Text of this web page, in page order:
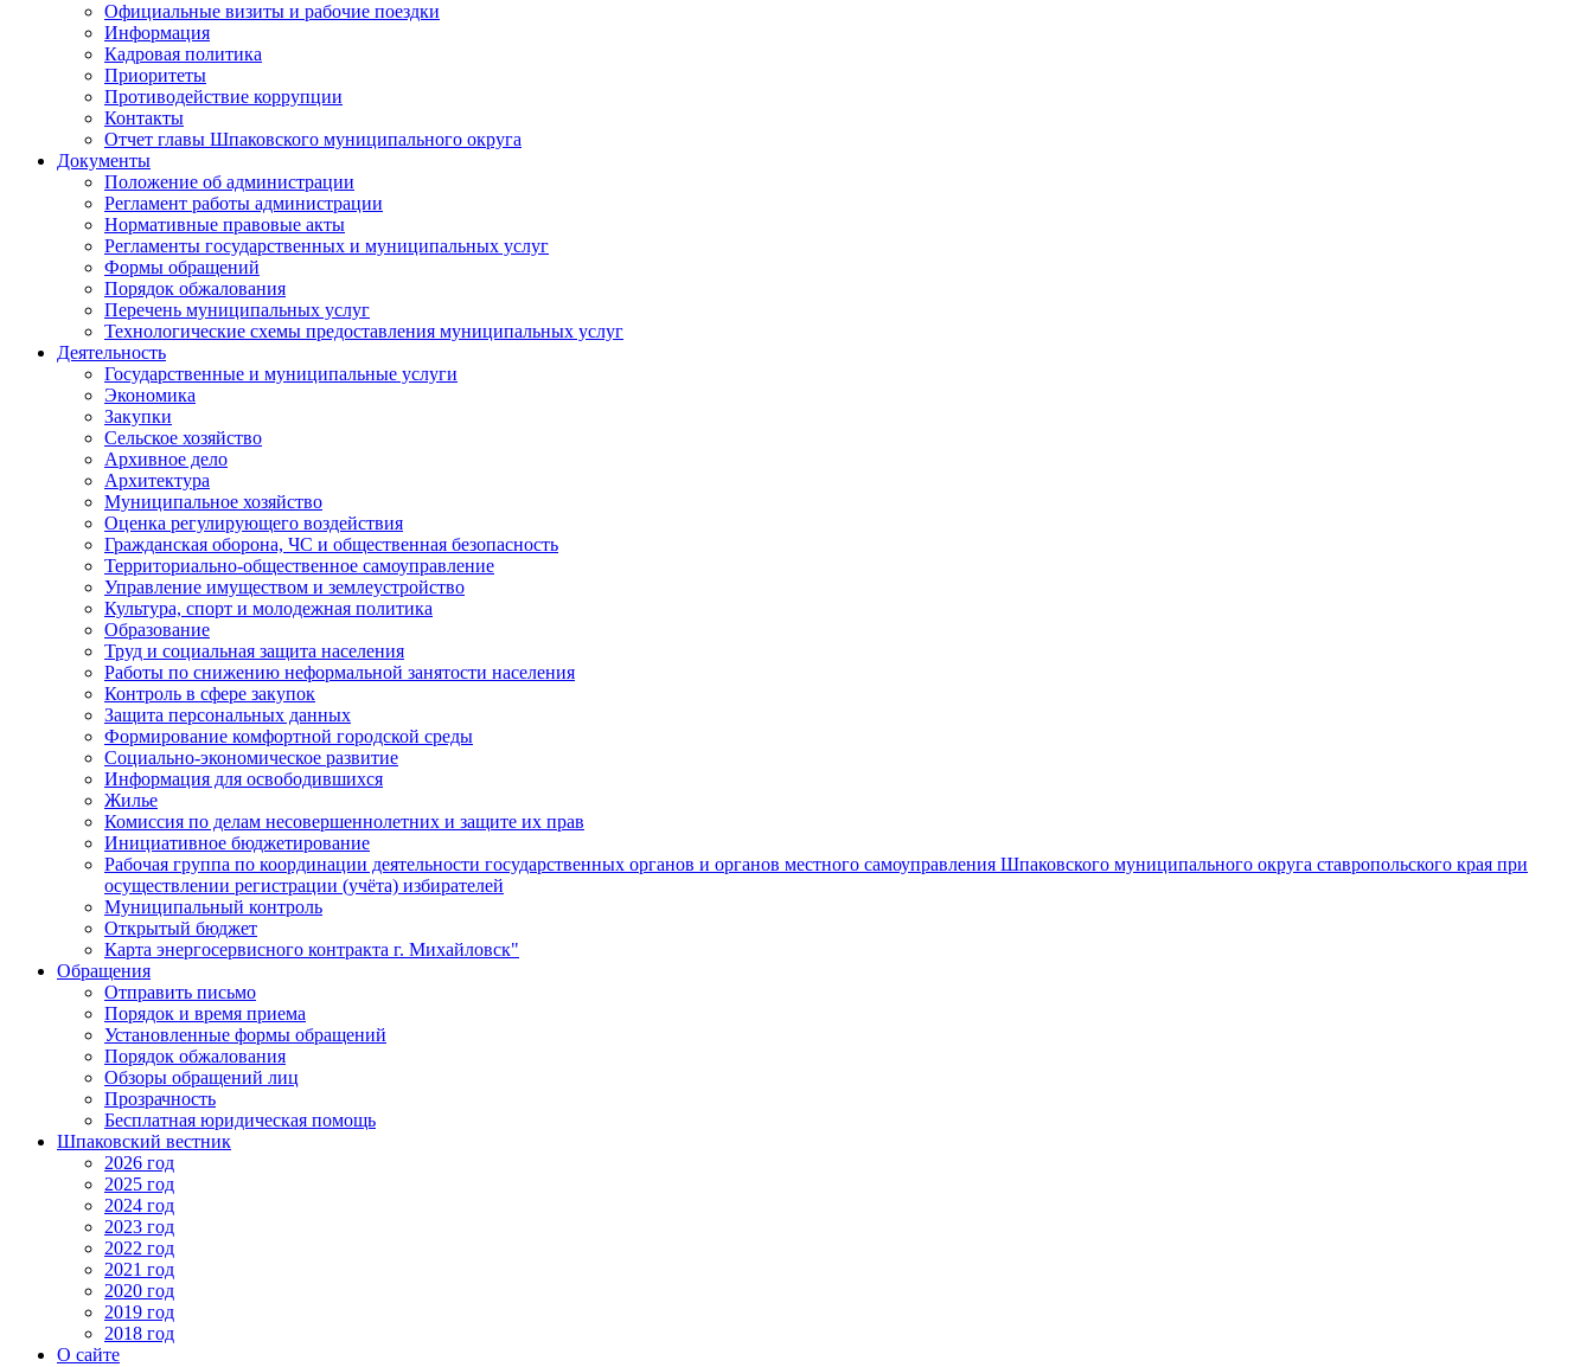
Официальные визиты и рабочие поездки
Информация
Кадровая политика
Приоритеты
Противодействие коррупции
Контакты
Отчет главы Шпаковского муниципального округа
Документы
Положение об администрации
Регламент работы администрации
Нормативные правовые акты
Регламенты государственных и муниципальных услуг
Формы обращений
Порядок обжалования
Перечень муниципальных услуг
Технологические схемы предоставления муниципальных услуг
Деятельность
Государственные и муниципальные услуги
Экономика
Закупки
Сельское хозяйство
Архивное дело
Архитектура
Муниципальное хозяйство
Оценка регулирующего воздействия
Гражданская оборона, ЧС и общественная безопасность
Территориально-общественное самоуправление
Управление имуществом и землеустройство
Культура, спорт и молодежная политика
Образование
Труд и социальная защита населения
Работы по снижению неформальной занятости населения
Контроль в сфере закупок
Защита персональных данных
Формирование комфортной городской среды
Социально-экономическое развитие
Информация для освободившихся
Жилье
Комиссия по делам несовершеннолетних и защите их прав
Инициативное бюджетирование
Рабочая группа по координации деятельности государственных органов и органов местного самоуправления Шпаковского муниципального округа ставропольского края при
осуществлении регистрации (учёта) избирателей
Муниципальный контроль
Открытый бюджет
Карта энергосервисного контракта г. Михайловск"
Обращения
Отправить письмо
Порядок и время приема
Установленные формы обращений
Порядок обжалования
Обзоры обращений лиц
Прозрачность
Бесплатная юридическая помощь
Шпаковский вестник
2026 год
2025 год
2024 год
2023 год
2022 год
2021 год
2020 год
2019 год
2018 год
О сайте